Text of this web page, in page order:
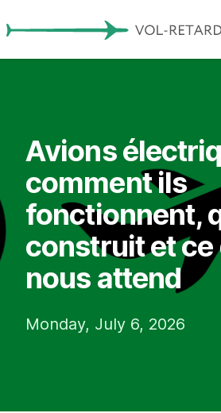
Avions
comment ils
fonctionnent,
construit et ce
nous attend
Monday, July 6, 2026